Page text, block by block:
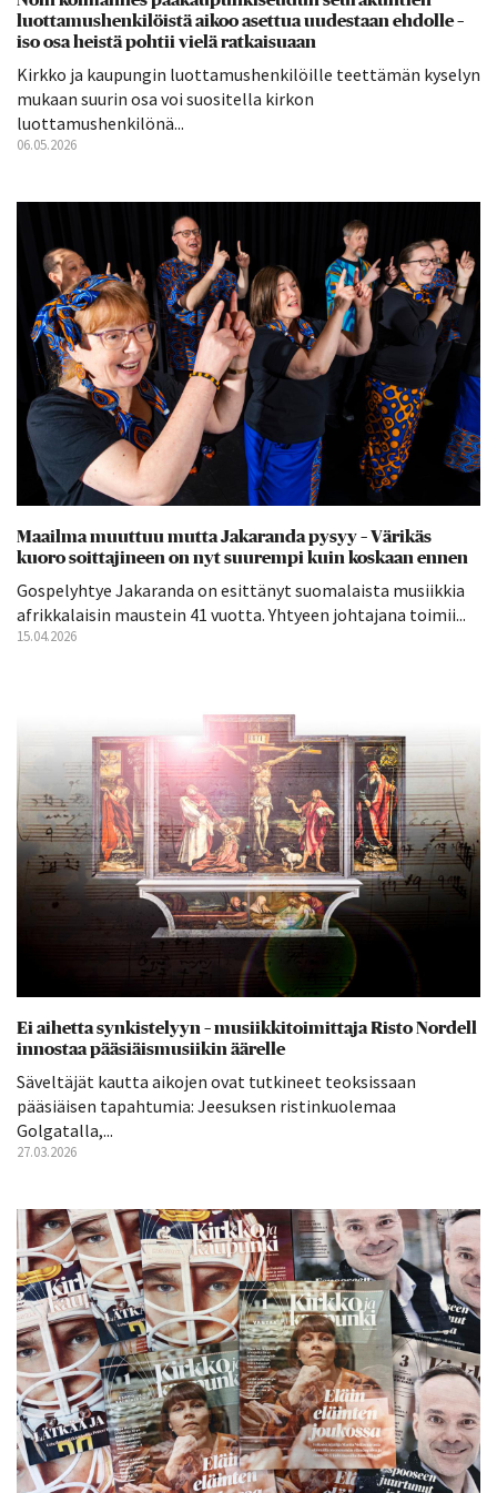
luottamushenkilöistä aikoo asettua uudestaan ehdolle –
iso osa heistä pohtii vielä ratkaisuaan
Kirkko ja kaupungin luottamushenkilöille teettämän kyselyn
mukaan suurin osa voi suositella kirkon
luottamushenkilönä...
06.05.2026
Maailma muuttuu mutta Jakaranda pysyy – Värikäs
kuoro soittajineen on nyt suurempi kuin koskaan ennen
Gospelyhtye Jakaranda on esittänyt suomalaista musiikkia
afrikkalaisin maustein 41 vuotta. Yhtyeen johtajana toimii...
15.04.2026
Ei aihetta synkistelyyn – musiikkitoimittaja Risto Nordell
innostaa pääsiäismusiikin äärelle
Säveltäjät kautta aikojen ovat tutkineet teoksissaan
pääsiäisen tapahtumia: Jeesuksen ristinkuolemaa
Golgatalla,...
27.03.2026